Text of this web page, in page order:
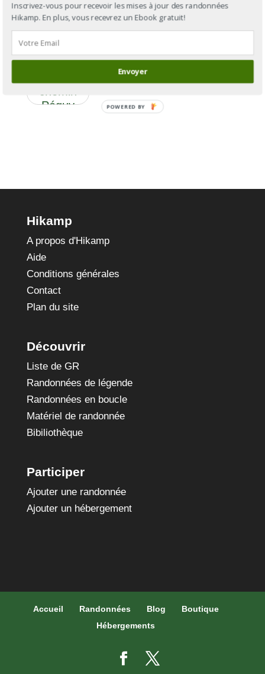
De Paris à
Chartres
Péguy
Hikamp
A propos d'Hikamp
Aide
Conditions générales
Contact
Plan du site
Découvrir
Liste de GR
Randonnées de légende
Randonnées en boucle
Matériel de randonnée
Bibiliothèque
Participer
Ajouter une randonnée
Ajouter un hébergement
Accueil Randonnées Blog
Boutique
Hébergements
Inscrivez-vous pour recevoir les mises à jour des randonnées
Hikamp. En plus, vous recevrez un Ebook gratuit!
Envoyer
POWERED BY